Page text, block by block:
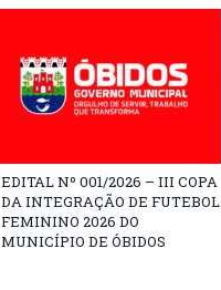
EDITAL Nº 001/2026 – III COPA
DA INTEGRAÇÃO DE FUTEBOL
FEMININO 2026 DO
MUNICÍPIO DE ÓBIDOS